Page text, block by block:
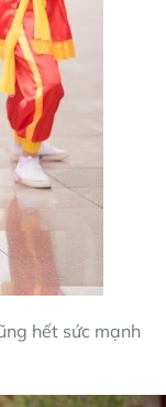
hết sức mạnh